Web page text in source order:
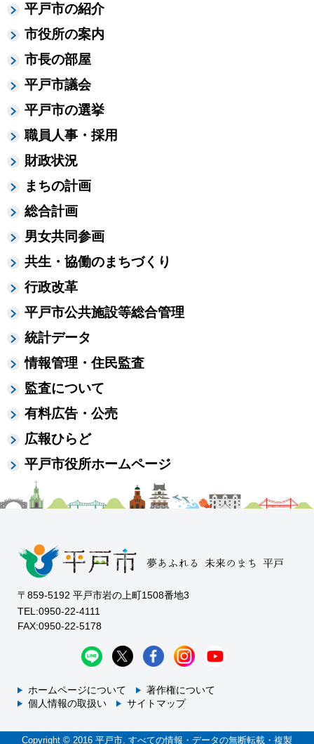
平戸市の紹介
市役所の案内
市長の部屋
平戸市議会
平戸市の選挙
職員人事・採用
財政状況
まちの計画
総合計画
男女共同参画
共生・協働のまちづくり
行政改革
平戸市公共施設等総合管理
統計データ
情報管理・住民監査
監査について
有料広告・公売
広報ひらど
平戸市役所ホームページ
〒859-5192 平戸市岩の上町1508番地3
TEL:0950-22-4111
FAX:0950-22-5178
ホームページについて
著作権について
個人情報の取扱い
サイトマップ
Copyright © 2016 平戸市. すべての情報・データの無断転載・複製